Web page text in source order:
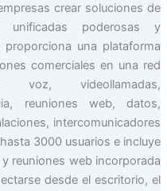
crear soluciones de
unificadas poderosas y
una plataforma
comerciales en una red
voz, videollamadas,
reuniones web, datos,
intercomunicadores
3000 usuarios e incluye
reuniones web incorporada
desde el escritorio, el